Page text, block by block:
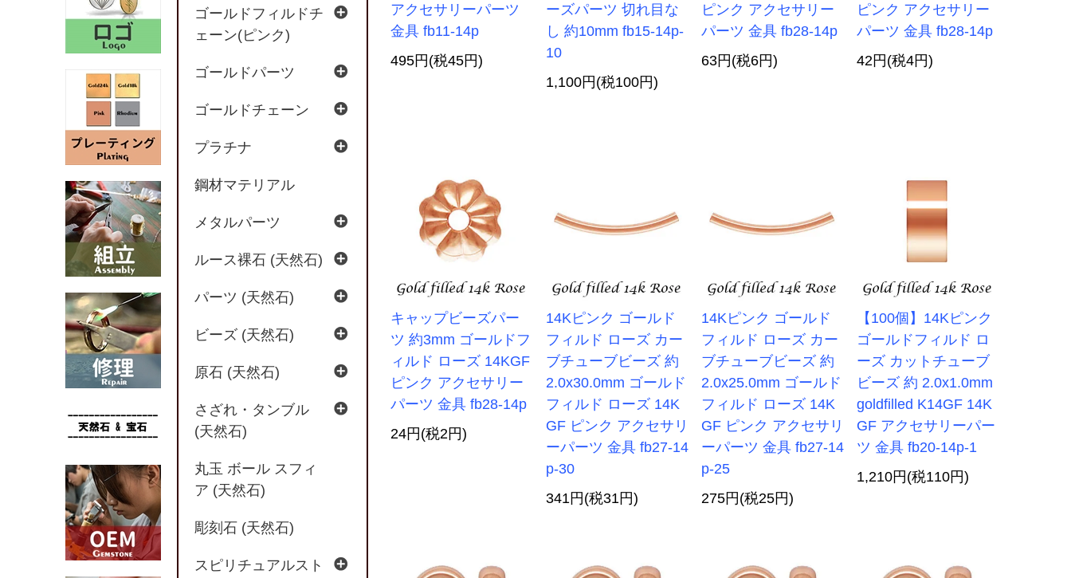
アクセサリーパーツ
金具 fb11-14p
495円(税45円)
ーズパーツ 切れ目な
し 約10mm fb15-14p-
10
1,100円(税100円)
ピンク アクセサリー
パーツ 金具 fb28-14p
63円(税6円)
ピンク アクセサリー
パーツ 金具 fb28-14p
42円(税4円)
キャップビーズパー
ツ 約3mm ゴールドフ
ィルド ローズ 14KGF
ピンク アクセサリー
パーツ 金具 fb28-14p
24円(税2円)
14Kピンク ゴールド
フィルド ローズ カー
ブチューブビーズ 約
2.0x30.0mm ゴールド
フィルド ローズ 14K
GF ピンク アクセサリ
ーパーツ 金具 fb27-14
p-30
341円(税31円)
14Kピンク ゴールド
フィルド ローズ カー
ブチューブビーズ 約
2.0x25.0mm ゴールド
フィルド ローズ 14K
GF ピンク アクセサリ
ーパーツ 金具 fb27-14
p-25
275円(税25円)
【100個】14Kピンク
ゴールドフィルド ロ
ーズ カットチューブ
ビーズ 約 2.0x1.0mm
goldfilled K14GF 14K
GF アクセサリーパー
ツ 金具 fb20-14p-1
1,210円(税110円)
ゴールドフィルドチ
ェーン(ピンク)
ゴールドパーツ
ゴールドチェーン
プラチナ
鋼材マテリアル
メタルパーツ
ルース裸石 (天然石)
パーツ (天然石)
ビーズ (天然石)
原石 (天然石)
さざれ・タンブル
(天然石)
丸玉 ボール スフィ
ア (天然石)
彫刻石 (天然石)
スピリチュアルスト